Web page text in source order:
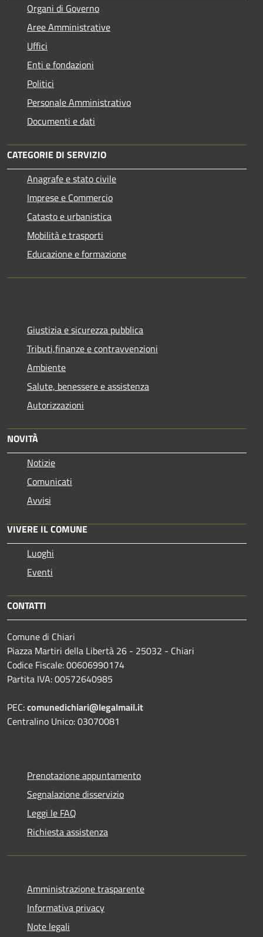
Organi di Governo
Aree Amministrative
Uffici
Enti e fondazioni
Politici
Personale Amministrativo
Documenti e dati
CATEGORIE DI SERVIZIO
Anagrafe e stato civile
Imprese e Commercio
Catasto e urbanistica
Mobilità e trasporti
Educazione e formazione
Giustizia e sicurezza pubblica
Tributi,finanze e contravvenzioni
Ambiente
Salute, benessere e assistenza
Autorizzazioni
NOVITÀ
Notizie
Comunicati
Avvisi
VIVERE IL COMUNE
Luoghi
Eventi
CONTATTI
Comune di Chiari
Piazza Martiri della Libertà 26 - 25032 - Chiari
Codice Fiscale: 00606990174
Partita IVA: 00572640985
PEC:comunedichiari@legalmail.it
Centralino Unico: 03070081
Prenotazione appuntamento
Segnalazione disservizio
Leggi le FAQ
Richiesta assistenza
Amministrazione trasparente
Informativa privacy
Note legali